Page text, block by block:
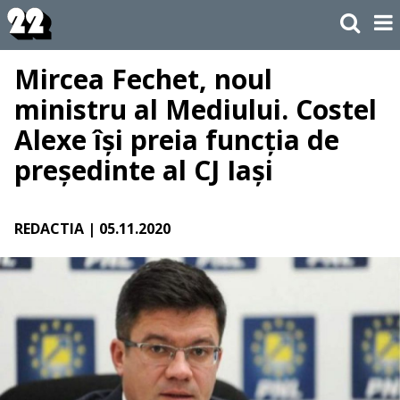
Mircea Fechet, noul
ministru al Mediului. Costel
Alexe își preia funcția de
președinte al CJ Iași
REDACTIA | 05.11.2020